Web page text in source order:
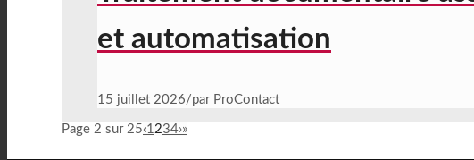
et automatisation
15 juillet 2026/par ProContact
Page 2 sur 25‹1 234›»